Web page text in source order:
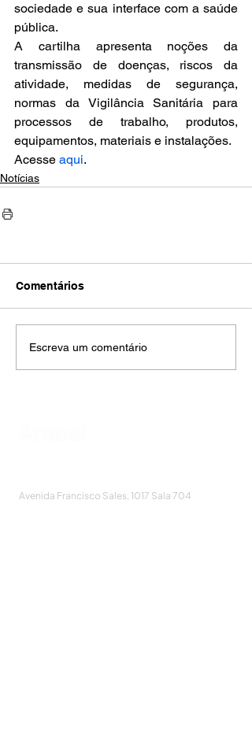
sociedade e sua interface com a saúde
pública.
A cartilha apresenta noções da
transmissão de doenças, riscos da
atividade, medidas de segurança,
normas da Vigilância Sanitária para
processos de trabalho, produtos,
equipamentos, materiais e instalações.
Acesse aqui.
Notícias
Comentários
Escreva um comentário
Avenida Francisco Sales, 1017 Sala 704